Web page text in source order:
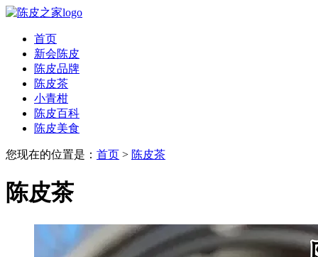
首页
新会陈皮
陈皮品牌
陈皮茶
小青柑
陈皮百科
陈皮美食
您现在的位置是： 首页 > 陈皮茶
陈皮茶